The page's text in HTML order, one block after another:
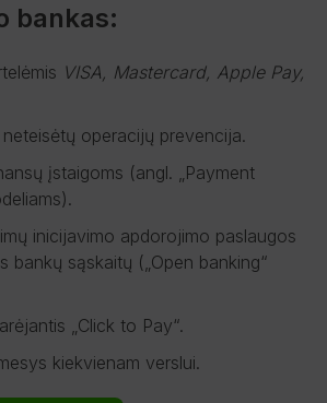
bankas:
VISA, Mastercard, Apple Pay,
operacijų prevencija.
įstaigoms (angl. „Payment
inicijavimo apdorojimo paslaugos
bankų sąskaitų („Open banking“
„Click to Pay“.
kiekvienam verslui.